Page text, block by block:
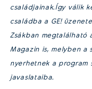
családjainak.Így válik
családba a GE!
Zsákban megtalálható
Magazin is, melyben a
nyerhetnek a program
javaslataiba.